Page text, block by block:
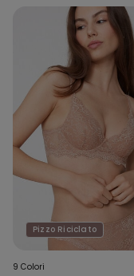
Pizzo Riciclato
9 Colori